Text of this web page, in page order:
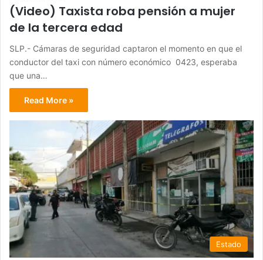
(Video) Taxista roba pensión a mujer
de la tercera edad
SLP.- Cámaras de seguridad captaron el momento en que el
conductor del taxi con número económico 0423, esperaba
que una…
Read More »
Estado